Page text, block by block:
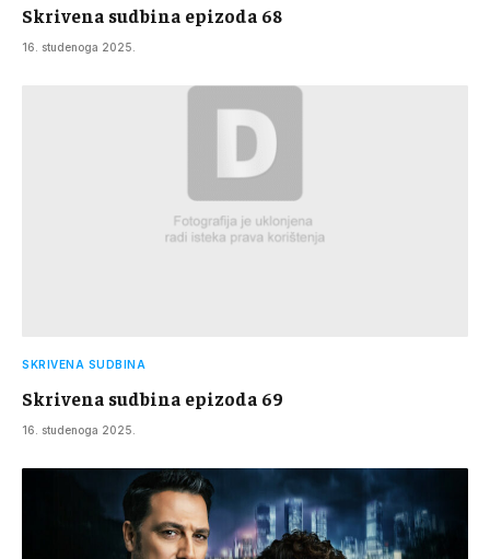
Skrivena sudbina epizoda 68
16. studenoga 2025.
SKRIVENA SUDBINA
Skrivena sudbina epizoda 69
16. studenoga 2025.